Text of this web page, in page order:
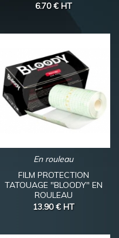
6.70 € HT
En rouleau
FILM PROTECTION
TATOUAGE "BLOODY" EN
ROULEAU
13.90 € HT